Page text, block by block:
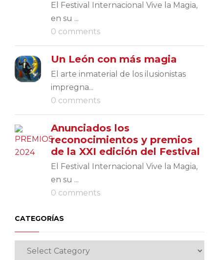
El Festival Internacional Vive la Magia,
en su ...
0 comments
Un León con más magia
El arte inmaterial de los ilusionistas
impregna...
0 comments
Anunciados los
reconocimientos y premios
de la XXI edición del Festival
El Festival Internacional Vive la Magia,
en su ...
0 comments
CATEGORÍAS